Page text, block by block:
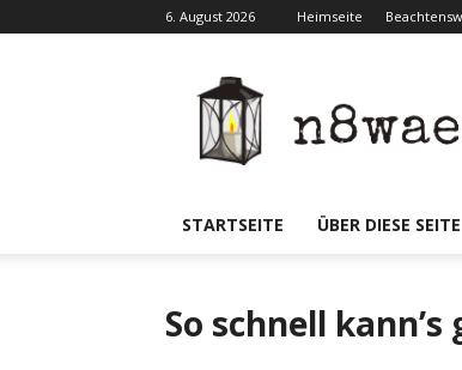
6. August 2026 Heimseite
STARTSEITE ÜBER DIESE SEITE
So schnell